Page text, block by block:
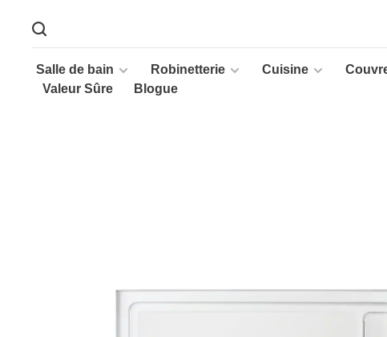
Salle de bain Robinetterie Cuisine
Valeur Sûre
Blogue